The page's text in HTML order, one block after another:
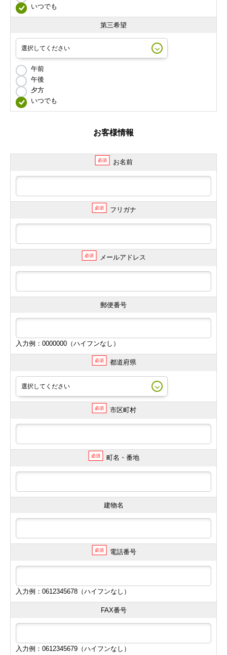
いつでも
第三希望
午前
午後
夕方
いつでも
お客様情報
必須 お名前
必須 フリガナ
必須 メールアドレス
郵便番号
入力例：0000000（ハイフンなし）
必須 都道府県
必須 市区町村
必須 町名・番地
建物名
必須 電話番号
入力例：0612345678（ハイフンなし）
FAX番号
入力例：0612345679（ハイフンなし）